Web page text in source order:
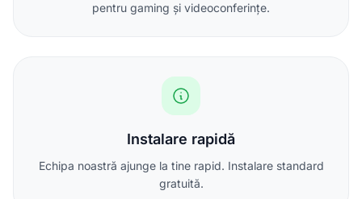
pentru gaming și videoconferințe.
Instalare rapidă
Echipa noastră ajunge la tine rapid. Instalare standard
gratuită.